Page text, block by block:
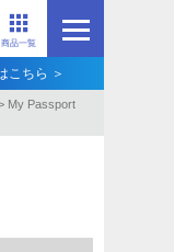
商品一覧
こちら ＞
My Passport